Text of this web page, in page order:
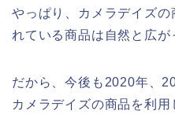
やっぱり、カメラデイズ
れている商品は自然と広
だから、今後も2020年、
カメラデイズの商品を利